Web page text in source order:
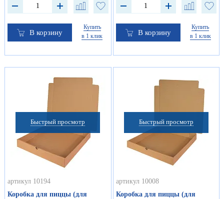
В корзину
Купить
в 1 клик
В корзину
Купить
в 1 клик
Быстрый просмотр
артикул 10194
Коробка для пиццы (для
Быстрый просмотр
артикул 10008
Коробка для пиццы (для